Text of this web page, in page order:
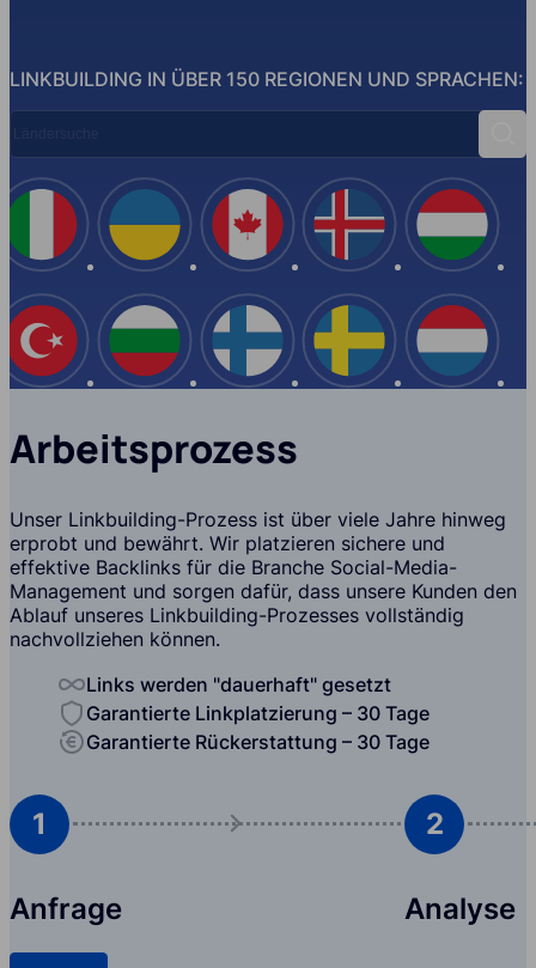
LINKBUILDING IN ÜBER 150 REGIONEN UND SPRACHEN:
Spanien
USA
Italien
Türkei
Ukraine
Bulgarien
Kanada
Finnland
Island
Arbeitsprozess
Unser Linkbuilding-Prozess ist über viele Jahre hinweg
erprobt und bewährt. Wir platzieren sichere und
effektive Backlinks für die Branche Social-Media-
Management und sorgen dafür, dass unsere Kunden den
Ablauf unseres Linkbuilding-Prozesses vollständig
nachvollziehen können.
Links werden "dauerhaft" gesetzt
Garantierte Linkplatzierung – 30 Tage
Garantierte Rückerstattung – 30 Tage
1
Anfrage
2
Analyse